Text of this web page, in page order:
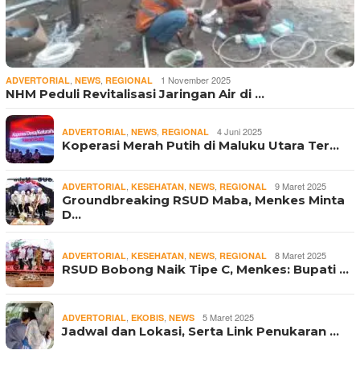
ADVERTORIAL NEWS REGIONAL 1 November 2025
NHM Peduli Revitalisasi Jaringan Air di …
ADVERTORIAL NEWS REGIONAL 4 Juni 2025
Koperasi Merah Putih di Maluku Utara Ter…
ADVERTORIAL KESEHATAN NEWS REGIONAL 9 Maret 2025
Groundbreaking RSUD Maba, Menkes Minta
D…
ADVERTORIAL KESEHATAN NEWS REGIONAL 8 Maret 2025
RSUD Bobong Naik Tipe C, Menkes: Bupati …
ADVERTORIAL EKOBIS NEWS 5 Maret 2025
Jadwal dan Lokasi, Serta Link Penukaran …